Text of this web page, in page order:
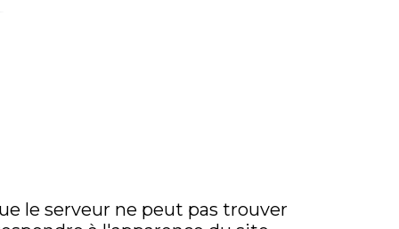
le serveur ne peut pas trouver